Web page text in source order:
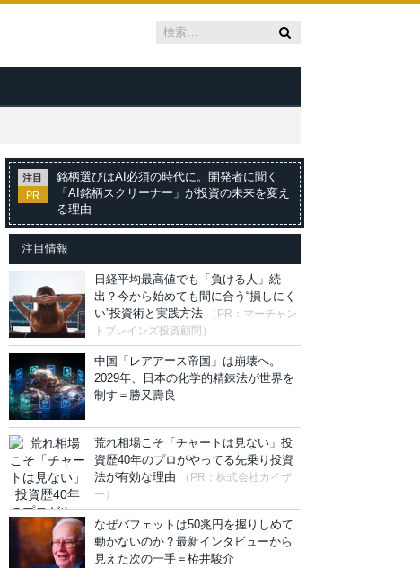
注目
PR
銘柄選びはAI必須の時代に。開発者に聞く
「AI銘柄スクリーナー」が投資の未来を変え
る理由
注目情報
日経平均最高値でも「負ける人」続
出？今から始めても間に合う“損しにく
い”投資術と実践方法
（PR：マーチャン
トブレインズ投資顧問）
中国「レアアース帝国」は崩壊へ。
2029年、日本の化学的精錬法が世界を
制す＝勝又壽良
荒れ相場こそ「チャートは見ない」投
資歴40年のプロがやってる先乗り投資
法が有効な理由
（PR：株式会社カイザ
ー）
なぜバフェットは50兆円を握りしめて
動かないのか？最新インタビューから
見えた次の一手＝栫井駿介